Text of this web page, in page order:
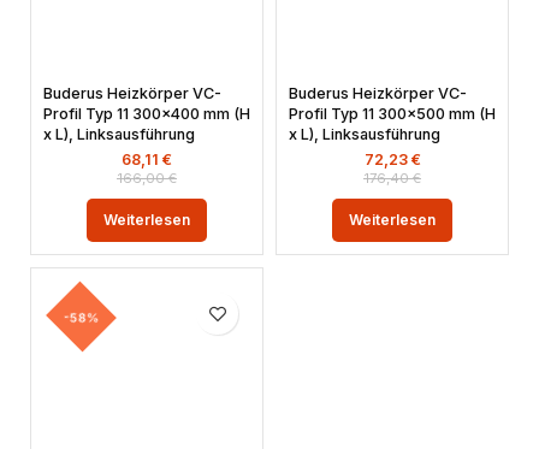
Buderus Heizkörper VC-
Profil Typ 11 300×400 mm (H
x L), Linksausführung
166,00€
68,11 €
Weiterlesen
Buderus Heizkörper VC-
Profil Typ 11 300×500 mm (H
x L), Linksausführung
176,40€
72,23 €
Weiterlesen
-58%